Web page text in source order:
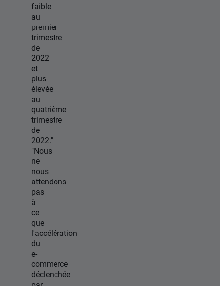
faible
au
premier
trimestre
de
2022
et
plus
élevée
au
quatrième
trimestre
de
2022."
"Nous
ne
nous
attendons
pas
à
ce
que
l'accélération
du
e-
commerce
déclenchée